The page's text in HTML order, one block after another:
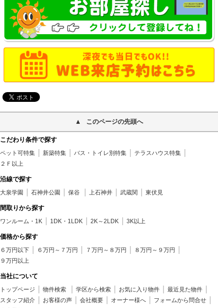
このページの先頭へ
こだわり条件で探す
ペット可特集 新築特集 バス・トイレ別特集
テラスハウス特集
２Ｆ以上
沿線で探す
大泉学園 石神井公園 保谷 上石神井 武蔵関 東伏見
間取りから探す
ワンルーム・1K 1DK・1LDK 2K～2LDK 3K以上
価格から探す
６万円以下 ６万円～７万円 ７万円～８万円
８万円～９万円
９万円以上
当社について
トップページ 物件検索 学区から検索 お気に入り物件
最近見た物件
スタッフ紹介
お客様の声 会社概要 オーナー様へ
フォームから問合せ